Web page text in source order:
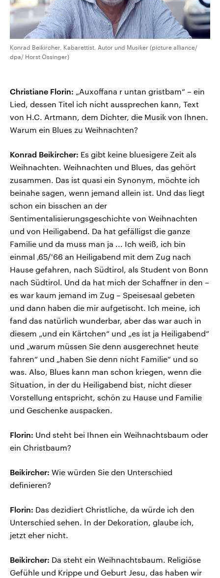
Konrad Beikircher, Kabarettist, Autor und Musiker (picture alliance/
dpa/ Horst Ossinger)
Christiane Florin: „Auxoffana r untan gristbam“ – ein
Lied, dessen Titel ich nicht aussprechen kann, Text
von H.C. Artmann, dem Dichter, die Musik von Ihnen.
Warum ein Blues zu Weihnachten?
Konrad Beikircher: Es gibt keine bluesigere Zeit als
Weihnachten. Weihnachten und Blues, das gehört
zusammen. Das ist quasi ein Synonym, möchte ich
beinahe sagen, wenn jemand allein ist. Und das liegt
schon ein bisschen an der
Sentimentalisierungsgeschichte von Weihnachten
und von Heiligabend. Da hat gefälligst die ganze
Familie und da muss man ja ... Ich weiß, ich bin
einmal ‚65/'66 an Heiligabend mit dem Zug nach
Hause gefahren, nach Südtirol, als Student von Bonn
nach Südtirol. Und da hat mich der Schaffner in den –
es war kaum jemand im Zug – Speisesaal gebeten
und dann haben die mir aufgetischt. Ich meine, ich
fand das natürlich wunderbar, aber das war auch in
diesem „und ein Kärtchen“ und „es ist ja Heiligabend“
und „warum müssen Sie denn ausgerechnet heute
fahren“ und „haben Sie denn nicht Familie“ und so
was. Also, Blues kann man schon kriegen, wenn die
Situation, in der du Heiligabend bist, nicht dieser
Vorstellung entspricht, schön zu Hause und Familie
und Geschenke auspacken.
Florin: Und steht bei Ihnen ein Weihnachtsbaum oder
ein Christbaum?
Beikircher: Wie würden Sie den Unterschied
definieren?
Florin: Das dezidiert Christliche, da würde ich den
Unterschied sehen. In der Dekoration, glaube ich,
jetzt eher nicht.
Beikircher: Da steht ein Weihnachtsbaum. Religiöse
Gefühle und Krippe und Geburt Jesu, das haben wir